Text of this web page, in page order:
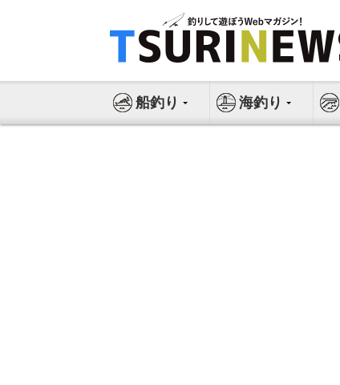
ス
船釣り 海釣り